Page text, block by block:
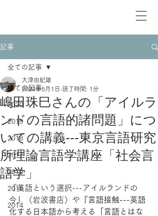
記事
全ての記事
2020
2019
2018
2017
2016
2015
2014
全ての記事
嶋田珠巳さんの「アイルラ
ンドの言語的諸問題」につ
いての講義---東京言語研究
所理論言語学講座「社会言
語学」
大津由紀雄
2024年5月1日 読了時間: 1分
『英語という選択---アイルランドの
今』（岩波書店）や『言語接触---英語
化する日本語から考える「言語とはな